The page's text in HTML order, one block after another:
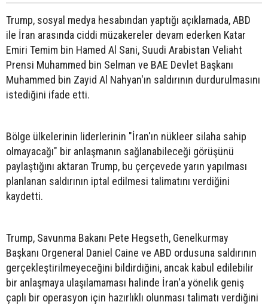
Trump, sosyal medya hesabından yaptığı açıklamada, ABD
ile İran arasında ciddi müzakereler devam ederken Katar
Emiri Temim bin Hamed Al Sani, Suudi Arabistan Veliaht
Prensi Muhammed bin Selman ve BAE Devlet Başkanı
Muhammed bin Zayid Al Nahyan'ın saldırının durdurulmasını
istediğini ifade etti.
Bölge ülkelerinin liderlerinin "İran'ın nükleer silaha sahip
olmayacağı" bir anlaşmanın sağlanabileceği görüşünü
paylaştığını aktaran Trump, bu çerçevede yarın yapılması
planlanan saldırının iptal edilmesi talimatını verdiğini
kaydetti.
Trump, Savunma Bakanı Pete Hegseth, Genelkurmay
Başkanı Orgeneral Daniel Caine ve ABD ordusuna saldırının
gerçekleştirilmeyeceğini bildirdiğini, ancak kabul edilebilir
bir anlaşmaya ulaşılamaması halinde İran'a yönelik geniş
çaplı bir operasyon için hazırlıklı olunması talimatı verdiğini